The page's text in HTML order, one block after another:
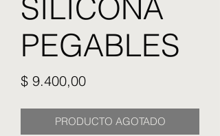
SILICONA
PEGABLES
$ 9.400,00Precio
PRODUCTO AGOTADO